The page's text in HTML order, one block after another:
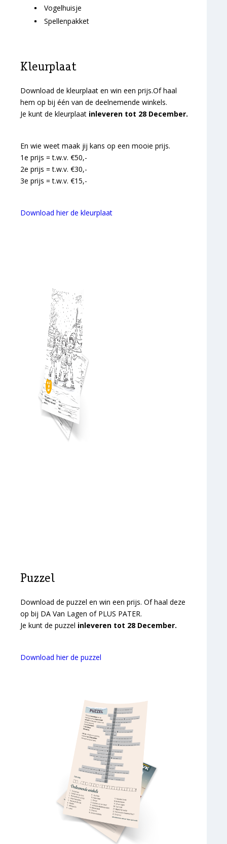
Vogelhuisje
Spellenpakket
Kleurplaat
Download de kleurplaat en win een prijs.Of haal
hem op bij één van de deelnemende winkels.
Je kunt de kleurplaat inleveren tot 28 December.
En wie weet maak jij kans op een mooie prijs.
1e prijs = t.w.v. €50,-
2e prijs = t.w.v. €30,-
3e prijs = t.w.v. €15,-
Download hier de kleurplaat
Puzzel
Download de puzzel en win een prijs. Of haal deze
op bij DA Van Lagen of PLUS PATER.
Je kunt de puzzel inleveren tot 28 December.
Download hier de puzzel